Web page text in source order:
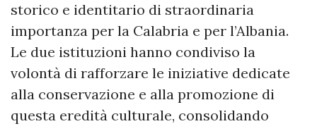
storico e identitario di straordinaria
importanza per la Calabria e per l’Albania.
Le due istituzioni hanno condiviso la
volontà di rafforzare le iniziative dedicate
alla conservazione e alla promozione di
questa eredità culturale, consolidando